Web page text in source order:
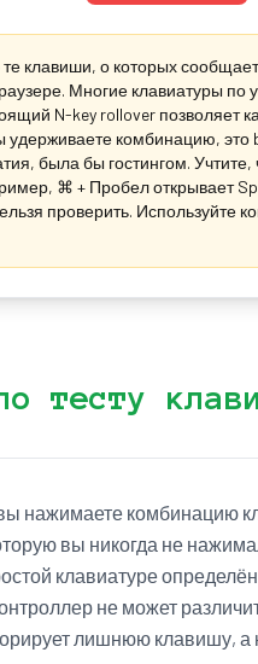
те клавиши, о которых
Многие клавиатуры по
N-key rollover позволяет
удерживаете комбинацию,
была бы гостингом.
⌘ + Пробел открывает
проверить. Используйте
тесту
вы нажимаете комбинацию
вы никогда не
клавиатуре
не может
лишнюю клавишу,